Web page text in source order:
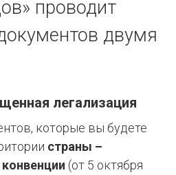
проводит
двумя
легализация
которые вы будете
страны –
(от 5 октября